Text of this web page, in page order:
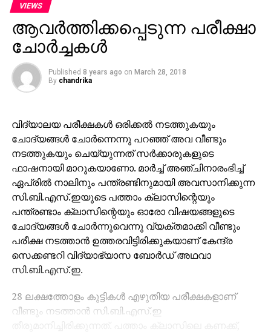
VIEWS
ആവര്‍ത്തിക്കപ്പെടുന്ന പരീക്ഷാ
ചോര്‍ച്ചകള്‍
Published 8 years ago on March 28, 2018
By chandrika
വിദ്യാലയ പരീക്ഷകള്‍ ഒരിക്കല്‍ നടത്തുകയും
ചോദ്യങ്ങള്‍ ചോര്‍ന്നെന്നു പറഞ്ഞ് അവ വീണ്ടും
നടത്തുകയും ചെയ്യുന്നത് സര്‍ക്കാരുകളുടെ
ഫാഷനായി മാറുകയാണോ. മാര്‍ച്ച് അഞ്ചിനാരംഭിച്ച്
ഏപ്രില്‍ നാലിനും പന്ത്രണ്ടിനുമായി അവസാനിക്കുന്ന
സി.ബി.എസ്.ഇയുടെ പത്താം ക്ലാസിന്റെയും
പന്ത്രണ്ടാം ക്ലാസിന്റെയും ഓരോ വിഷയങ്ങളുടെ
ചോദ്യങ്ങള്‍ ചോര്‍ന്നുവെന്നു വ്യക്തമാക്കി വീണ്ടും
പരീക്ഷ നടത്താന്‍ ഉത്തരവിട്ടിരിക്കുകയാണ് കേന്ദ്ര
സെക്കണ്ടറി വിദ്യാഭ്യാസ ബോര്‍ഡ് അഥവാ
സി.ബി.എസ്.ഇ.
28 ലക്ഷത്തോളം കുട്ടികള്‍ എഴുതിയ പരീക്ഷകളാണ്
വീണ്ടും നടത്താന്‍ സി.ബി.എസ്.ഇ